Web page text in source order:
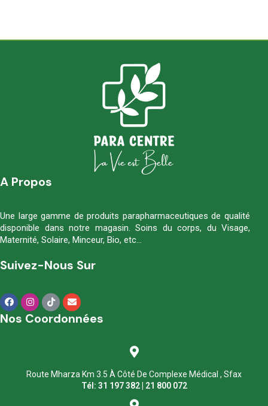
A Propos
Une large gamme de produits parapharmaceutiques de qualité
disponible dans notre magasin. Soins du corps, du Visage,
Maternité, Solaire, Minceur, Bio, etc…
Suivez-Nous Sur
Nos Coordonnées
Route Mharza Km 3.5 À Côté De Complexe Médical , Sfax
Tél: 31 197 382 | 21 800 072